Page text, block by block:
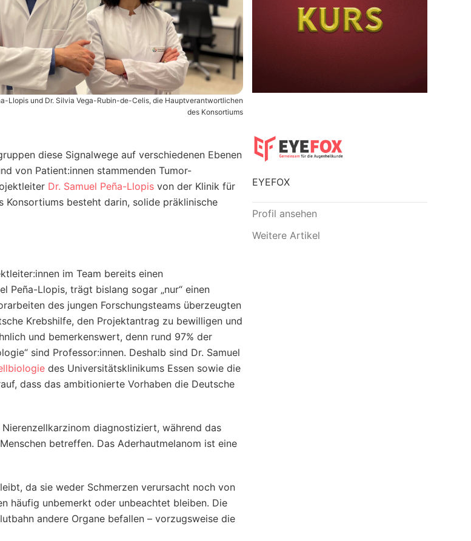
Llopis und Dr. Silvia Vega-Rubin-de-Celis, die Hauptverantwortlichen
des Konsortiums
diese Signalwege auf verschiedenen Ebenen
von Patient:innen stammenden Tumor-
Dr. Samuel Peña-Llopis von der Klinik für
Konsortiums besteht darin, solide präklinische
im Team bereits einen
Peña-Llopis, trägt bislang sogar „nur“ einen
des jungen Forschungsteams überzeugten
Krebshilfe, den Projektantrag zu bewilligen und
und bemerkenswert, denn rund 97% der
sind Professor:innen. Deshalb sind Dr. Samuel
des Universitätsklinikums Essen sowie die
dass das ambitionierte Vorhaben die Deutsche
diagnostiziert, während das
betreffen. Das Aderhautmelanom ist eine
da sie weder Schmerzen verursacht noch von
häufig unbemerkt oder unbeachtet bleiben. Die
andere Organe befallen – vorzugsweise die
EYEFOX
Profil ansehen
Weitere Artikel